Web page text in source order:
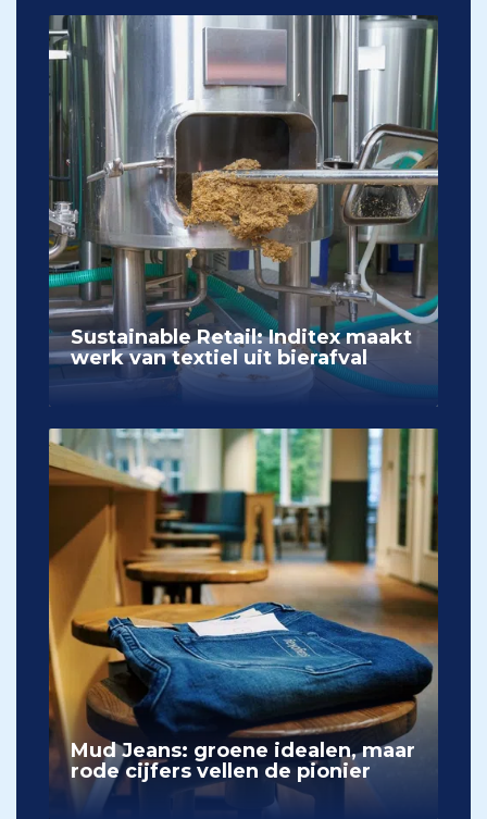
Sustainable Retail: Inditex maakt
werk van textiel uit bierafval
Mud Jeans: groene idealen, maar
rode cijfers vellen de pionier